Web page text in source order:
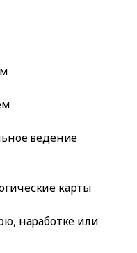
ведение
карты
наработке или